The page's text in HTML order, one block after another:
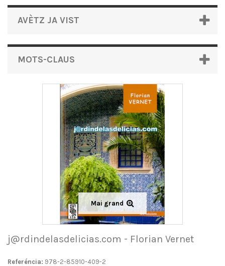
AVÈTZ JA VIST
MOTS-CLAUS
Mai grand
j@rdindelasdelicias.com - Florian Vernet
Referéncia: 978-2-85910-409-2